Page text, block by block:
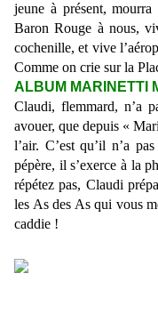
jeune à présent,
Baron Rouge à nous,
cochenille, et vive
Comme on crie sur la
ALBUM MARINETTI
Claudi, flemmard, n’a
avouer, que depuis «
l’air. C’est qu’il n’a
pépère, il s’exerce à la
répétez pas, Claudi
les As des As qui vous
caddie !